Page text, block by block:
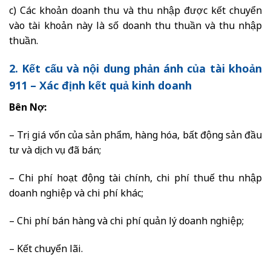
c) Các khoản doanh thu và thu nhập được kết chuyển
vào tài khoản này là số doanh thu thuần và thu nhập
thuần.
2. Kết cấu và nội dung phản ánh của tài khoản
911 – Xác định kết quả kinh doanh
Bên Nợ:
– Trị giá vốn của sản phẩm, hàng hóa, bất động sản đầu
tư và dịch vụ đã bán;
– Chi phí hoạt động tài chính, chi phí thuế thu nhập
doanh nghiệp và chi phí khác;
– Chi phí bán hàng và chi phí quản lý doanh nghiệp;
– Kết chuyển lãi.